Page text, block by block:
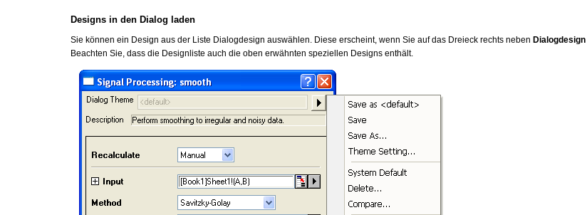
Designs in den Dialog laden
Sie können ein Design aus der Liste Dialogdesign auswählen. Diese erscheint, wenn Sie auf das Dreieck rechts neben Dialogdesign
Beachten Sie, dass die Designliste auch die oben erwähnten speziellen Designs enthält.